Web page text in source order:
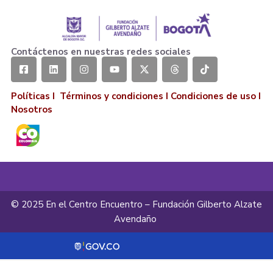
Contáctenos en nuestras redes sociales
Políticas I Términos y condiciones I Condiciones de uso I
Nosotros
© 2025 En el Centro Encuentro – Fundación Gilberto Alzate
Avendaño